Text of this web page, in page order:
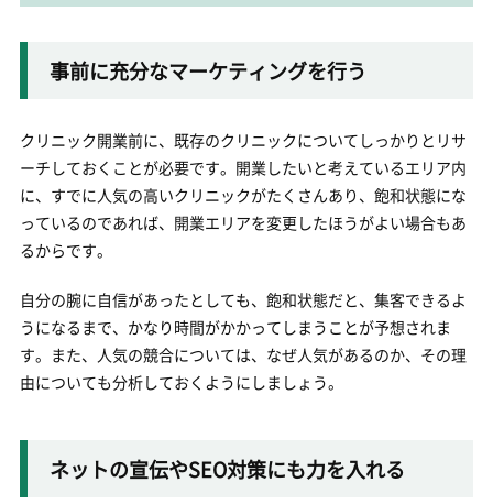
事前に充分なマーケティングを行う
クリニック開業前に、既存のクリニックについてしっかりとリサ
ーチしておくことが必要です。開業したいと考えているエリア内
に、すでに人気の高いクリニックがたくさんあり、飽和状態にな
っているのであれば、開業エリアを変更したほうがよい場合もあ
るからです。
自分の腕に自信があったとしても、飽和状態だと、集客できるよ
うになるまで、かなり時間がかかってしまうことが予想されま
す。また、人気の競合については、なぜ人気があるのか、その理
由についても分析しておくようにしましょう。
ネットの宣伝やSEO対策にも力を入れる